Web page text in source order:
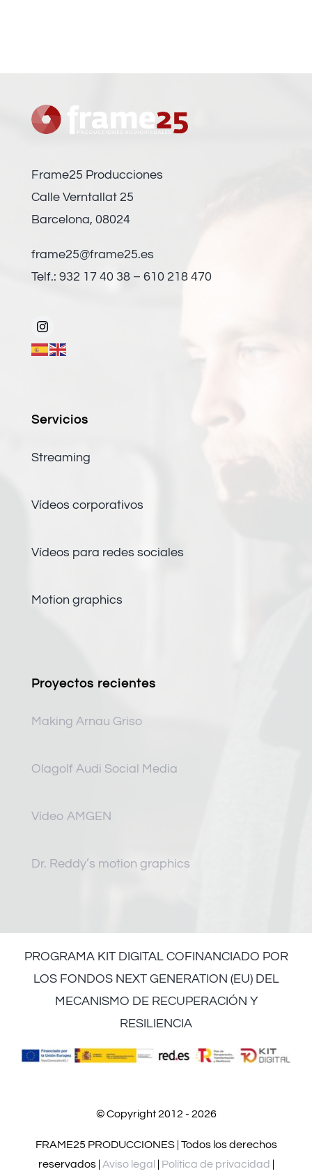
Frame25 Producciones
Calle Verntallat 25
Barcelona, 08024
frame25@frame25.es
Telf.: 932 17 40 38 – 610 218 470
Servicios
Streaming
Vídeos corporativos
Vídeos para redes sociales
Motion graphics
Proyectos recientes
Making Arnau Griso
Olagolf Audi Social Media
Vídeo AMGEN
Dr. Reddy’s motion graphics
PROGRAMA KIT DIGITAL COFINANCIADO POR
LOS FONDOS NEXT GENERATION (EU) DEL
MECANISMO DE RECUPERACIÓN Y
RESILIENCIA
© Copyright 2012 - 2026
FRAME25 PRODUCCIONES | Todos los derechos
reservados | Aviso legal Política de privacidad